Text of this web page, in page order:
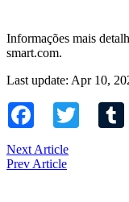
Informações mais
smart.com.
Last update: Apr 10,
Facebook Twitter
Next Article
Prev Article